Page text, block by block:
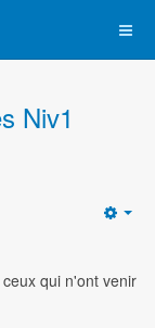
Niv1
qui n'ont venir